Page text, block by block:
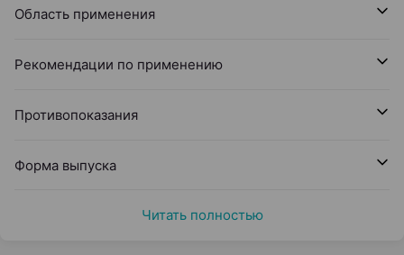
Область применения
Рекомендации по применению
Противопоказания
Форма выпуска
Читать полностью